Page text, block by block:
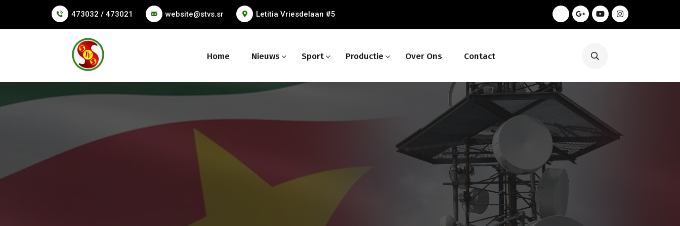
473032 / 473021 website@stvs.sr Letitia Vriesdelaan #5
Home Nieuws Sport Productie Over Ons Contact